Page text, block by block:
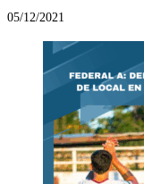
05/12/2021